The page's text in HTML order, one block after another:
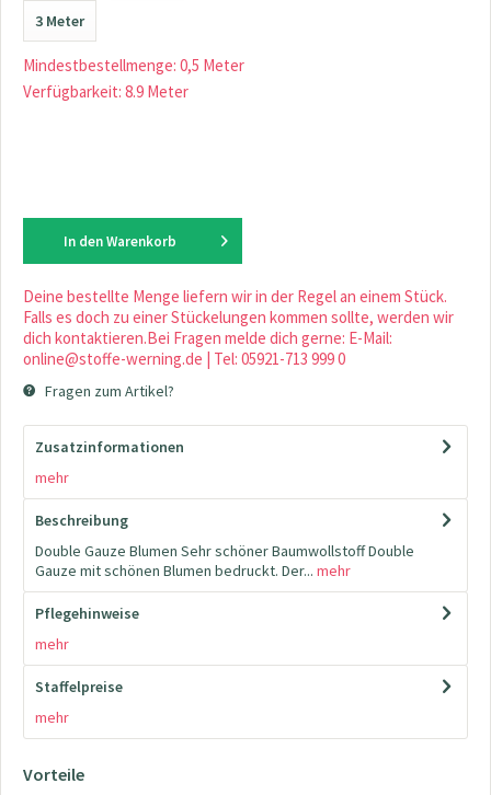
3 Meter
Mindestbestellmenge: 0,5 Meter
Verfügbarkeit: 8.9 Meter
In den Warenkorb
Deine bestellte Menge liefern wir in der Regel an einem Stück.
Falls es doch zu einer Stückelungen kommen sollte, werden wir
dich kontaktieren.Bei Fragen melde dich gerne: E-Mail:
online@stoffe-werning.de | Tel: 05921-713 999 0
Fragen zum Artikel?
Zusatzinformationen
mehr
Beschreibung
Double Gauze Blumen Sehr schöner Baumwollstoff Double
Gauze mit schönen Blumen bedruckt. Der... mehr
Pflegehinweise
mehr
Staffelpreise
mehr
Vorteile